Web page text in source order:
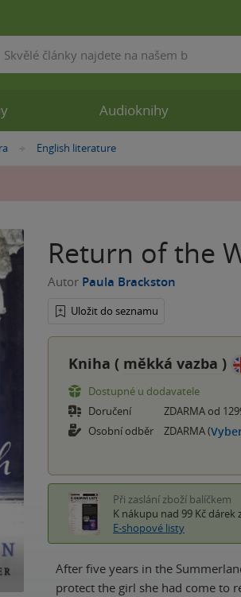
»
English literature
Return of the
Autor Paula Brackston
Uložit do seznamu
Kniha ( měkká vazba )
Dostupné u dodavatele
Doručení
ZDARMA od
Osobní odběr
ZDARMA (
Při zaslání zboží balíčkem
K nákupu nad 99 Kč dárek
E-shopové listy
After five years in the
protect the girl she had come to
Audioknihy